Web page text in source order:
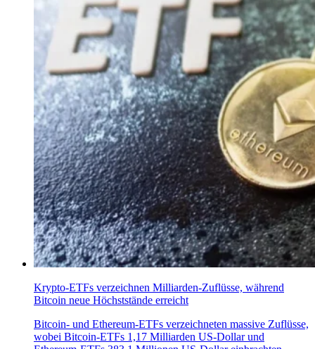
Krypto-ETFs verzeichnen Milliarden-Zuflüsse, während
Bitcoin neue Höchststände erreicht
Bitcoin- und Ethereum-ETFs verzeichneten massive Zuflüsse,
wobei Bitcoin-ETFs 1,17 Milliarden US-Dollar und